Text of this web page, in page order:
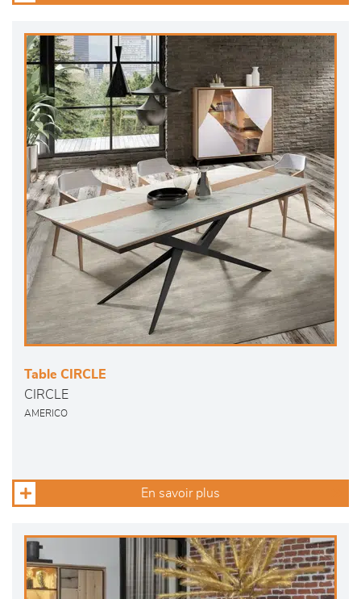
Table CIRCLE
CIRCLE
AMERICO
En savoir plus